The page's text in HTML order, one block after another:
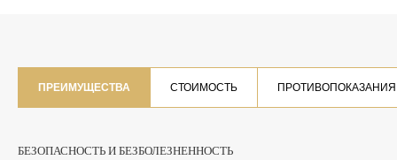
ПРЕИМУЩЕСТВА СТОИМОСТЬ ПРОТИВОПОКАЗАНИЯ
БЕЗОПАСНОСТЬ И БЕЗБОЛЕЗНЕННОСТЬ